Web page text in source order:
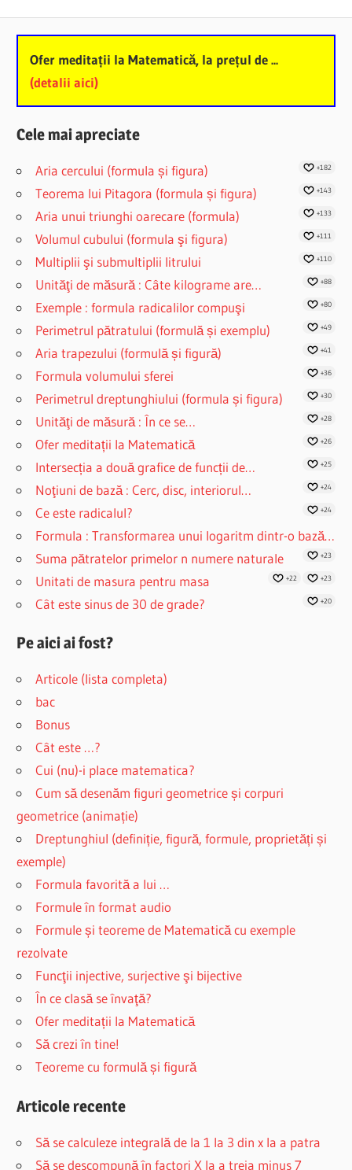
Ofer meditații la Matematică, la prețul de ...
(detalii aici)
Cele mai apreciate
Aria cercului (formula și figura) +182
Teorema lui Pitagora (formula și figura) +143
Aria unui triunghi oarecare (formula) +133
Volumul cubului (formula şi figura) +111
Multiplii şi submultiplii litrului +110
Unităţi de măsură : Câte kilograme are… +88
Exemple : formula radicalilor compuşi +80
Perimetrul pătratului (formulă și exemplu) +49
Aria trapezului (formulă și figură) +41
Formula volumului sferei +36
Perimetrul dreptunghiului (formula și figura) +30
Unităţi de măsură : În ce se… +28
Ofer meditații la Matematică +26
Intersecția a două grafice de funcții de… +25
Noţiuni de bază : Cerc, disc, interiorul… +24
Ce este radicalul? +24
Formula : Transformarea unui logaritm dintr-o bază…
+23
Suma pătratelor primelor n numere naturale
+23
Unitati de masura pentru masa +22
Cât este sinus de 30 de grade? +20
Pe aici ai fost?
Articole (lista completa)
bac
Bonus
Cât este …?
Cui (nu)-i place matematica?
Cum să desenăm figuri geometrice și corpuri
geometrice (animație)
Dreptunghiul (definiție, figură, formule, proprietăți și
exemple)
Formula favorită a lui …
Formule în format audio
Formule și teoreme de Matematică cu exemple
rezolvate
Funcţii injective, surjective şi bijective
În ce clasă se învaţă?
Ofer meditații la Matematică
Să crezi în tine!
Teoreme cu formulă și figură
Articole recente
Să se calculeze integrală de la 1 la 3 din x la a patra
Să se descompună în factori X la a treia minus 7